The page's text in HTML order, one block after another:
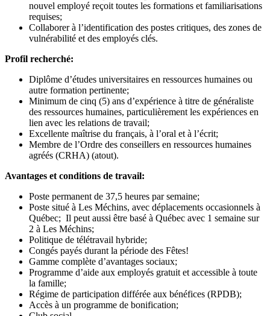
nouvel employé reçoit toutes les formations et familiarisations
requises;
Collaborer à l’identification des postes critiques, des zones de
vulnérabilité et des employés clés.
Profil recherché:
Diplôme d’études universitaires en ressources humaines ou
autre formation pertinente;
Minimum de cinq (5) ans d’expérience à titre de généraliste
des ressources humaines, particulièrement les expériences en
lien avec les relations de travail;
Excellente maîtrise du français, à l’oral et à l’écrit;
Membre de l’Ordre des conseillers en ressources humaines
agréés (CRHA) (atout).
Avantages et conditions de travail:
Poste permanent de 37,5 heures par semaine;
Poste situé à Les Méchins, avec déplacements occasionnels à
Québec; Il peut aussi être basé à Québec avec 1 semaine sur
2 à Les Méchins;
Politique de télétravail hybride;
Congés payés durant la période des Fêtes!
Gamme complète d’avantages sociaux;
Programme d’aide aux employés gratuit et accessible à toute
la famille;
Régime de participation différée aux bénéfices (RPDB);
Accès à un programme de bonification;